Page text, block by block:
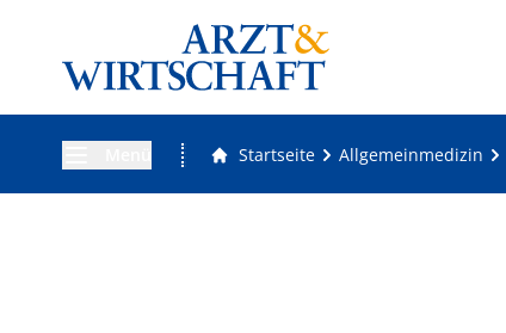
Startseite Allgemeinmedizin